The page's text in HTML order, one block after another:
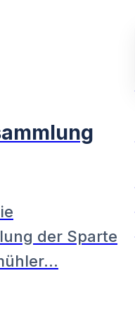
der Sparte